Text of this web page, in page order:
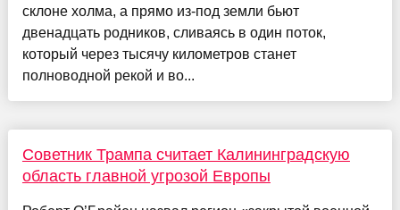
склоне холма, а прямо из-под земли бьют
двенадцать родников, сливаясь в один поток,
который через тысячу километров станет
полноводной рекой и во...
Советник Трампа считает Калининградскую
область главной угрозой Европы